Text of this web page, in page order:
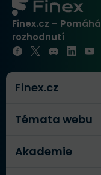
Finex.cz –
rozhodnutí
Finex.cz
Témata webu
Akademie